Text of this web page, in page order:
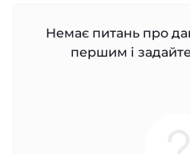
Немає питань про
першим і